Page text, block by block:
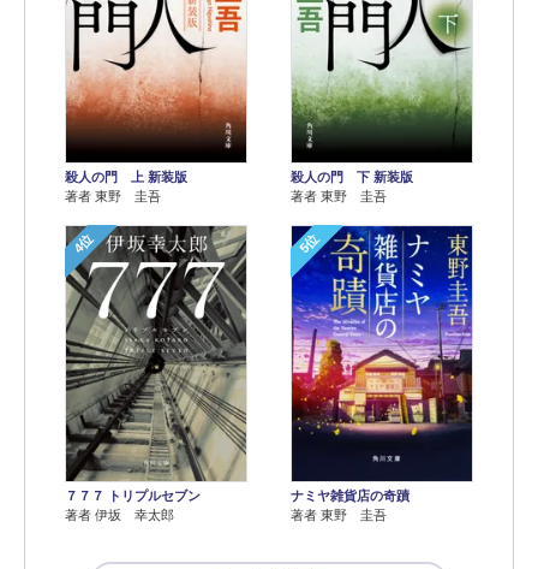
殺人の門 上 新装版
著者 東野 圭吾
殺人の門 下 新装版
著者 東野 圭吾
4位
７７７ トリプルセブン
著者 伊坂 幸太郎
5位
ナミヤ雑貨店の奇蹟
著者 東野 圭吾